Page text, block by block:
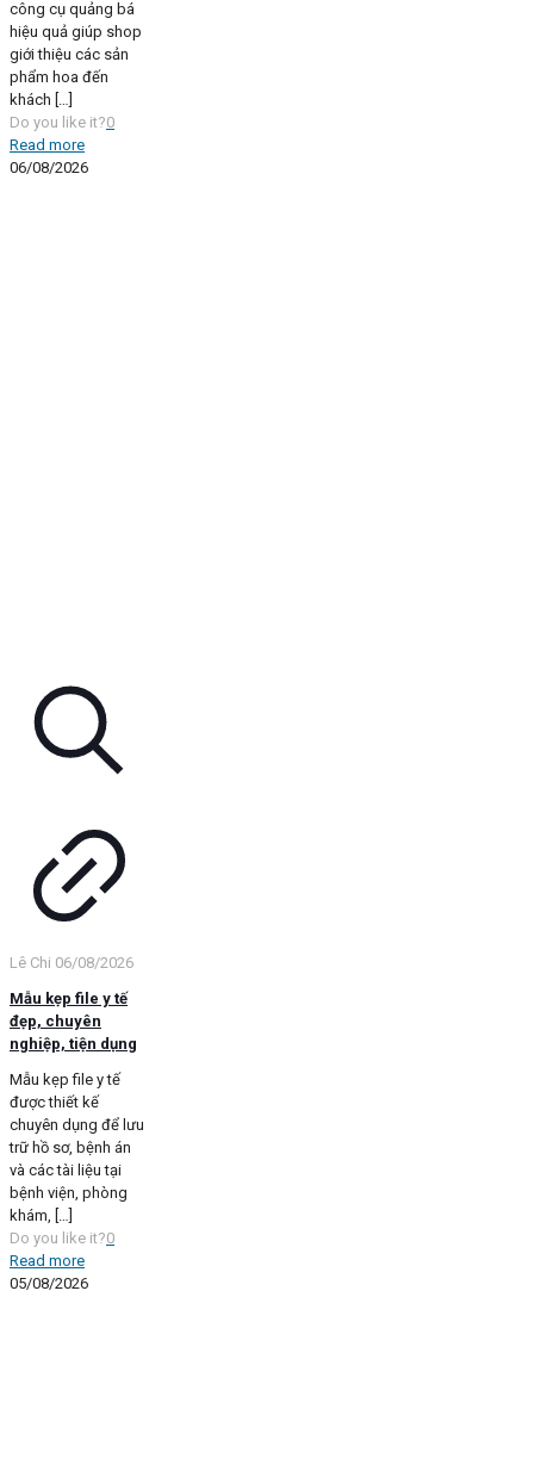
công cụ quảng bá
hiệu quả giúp shop
giới thiệu các sản
phẩm hoa đến
khách
Do you like it?0
Read more
06/08/2026
Lê Chi 06/08/2026
Mẫu kẹp file y tế
đẹp, chuyên
nghiệp, tiện dụng
Mẫu kẹp file y tế
được thiết kế
chuyên dụng để lưu
trữ hồ sơ, bệnh án
và các tài liệu tại
bệnh viện, phòng
khám, […]
Do you like it?0
Read more
05/08/2026